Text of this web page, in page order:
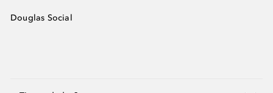
Douglas Social